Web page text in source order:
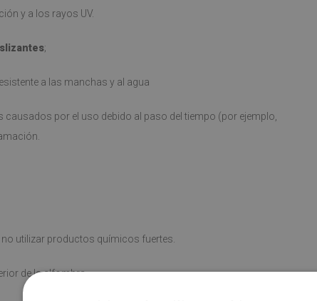
y a los rayos UV.
;
a las manchas y al agua
causados por el uso debido al paso del tiempo (por ejemplo,
utilizar productos químicos fuertes.
de la alfombra.